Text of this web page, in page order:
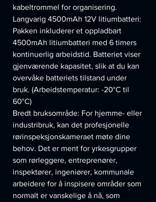
kabeltrommel for organisering.
Langvarig 4500mAh 12V litiumbatteri:
Pakken inkluderer et oppladbart
4500mAh litiumbatteri med 6 timers
kontinuerlig arbeidstid. Batteriet viser
gjenværende kapasitet, slik at du kan
overvåke batteriets tilstand under
bruk. (Arbeidstemperatur: -20°C til
60°C)
Bredt bruksområde: For hjemme- eller
industribruk, kan det profesjonelle
rørinspeksjonskameraet møte dine
behov. Det er ment for yrkesgrupper
som rørleggere, entreprenører,
inspektører, ingeniører, kommunale
arbeidere for å inspisere områder som
normalt er vanskelige å nå, som